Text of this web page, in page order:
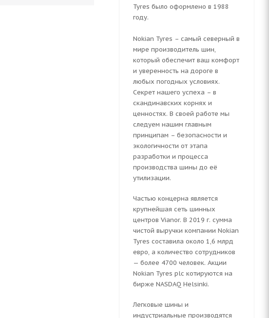
Tyres было оформлено в 1988
году.
Nokian Tyres – самый северный в
мире производитель шин,
который обеспечит ваш комфорт
и уверенность на дороге в
любых погодных условиях.
Секрет нашего успеха – в
скандинавских корнях и
ценностях. В своей работе мы
следуем нашим главным
принципам – безопасности и
экологичности от этапа
разработки и процесса
производства шины до её
утилизации.
Частью концерна является
крупнейшая сеть шинных
центров Vianor. В 2019 г. сумма
чистой выручки компании Nokian
Tyres составила около 1,6 млрд
евро, а количество сотрудников
— более 4700 человек. Акции
Nokian Tyres plc котируются на
бирже NASDAQ Helsinki.
Легковые шины и
индустриальные производятся